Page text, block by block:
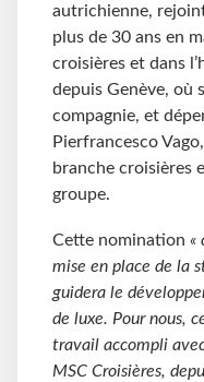
autrichienne,
plus de 30 ans en
croisières et dans
depuis Genève, où
compagnie, et
Pierfrancesco
branche croisières
groupe.
Cette nomination «
mise en place de la
guidera le
de luxe. Pour nous,
travail accompli
MSC Croisières,